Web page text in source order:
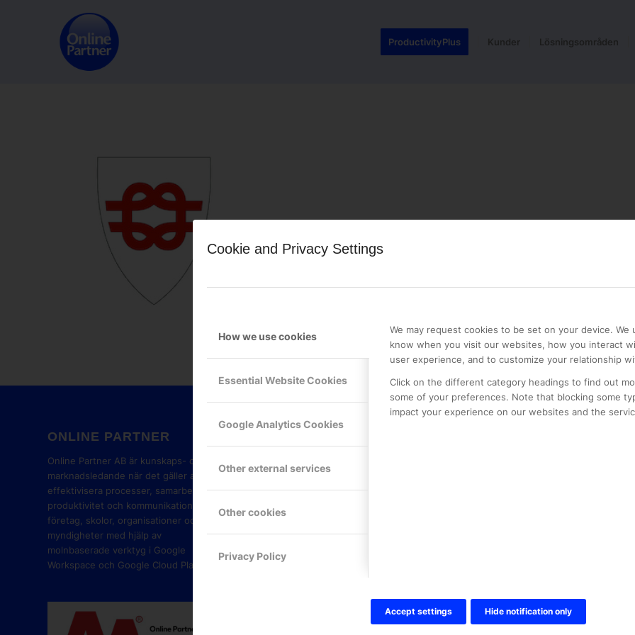
Cookie and Privacy Settings
How we use cookies
Essential Website Cookies
Google Analytics Cookies
Other external services
Other cookies
Privacy Policy
We may request cookies to be set on your device. We
know when you visit our websites, how you interact
user experience, and to customize your relationship
Click on the different category headings to find out
some of your preferences. Note that blocking some
impact your experience on our websites and the
Accept settings Hide notification only
ProductivityPlus Kunder Lösningsområden
ONLINE PARTNER
Online Partner AB är kunskaps- och
marknadsledande när det gäller att
effektivisera processer, samarbete,
produktivitet och kommunikation i
företag, skolor, organisationer och
myndigheter med hjälp av
molnbaserade verktyg i Google
Workspace och Google Cloud Platform.
FÖLJ OSS!
LinkedIn